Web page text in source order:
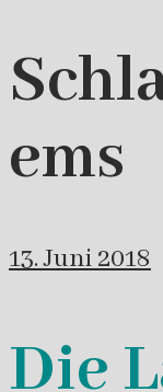
ems
13. Juni 2018
Die